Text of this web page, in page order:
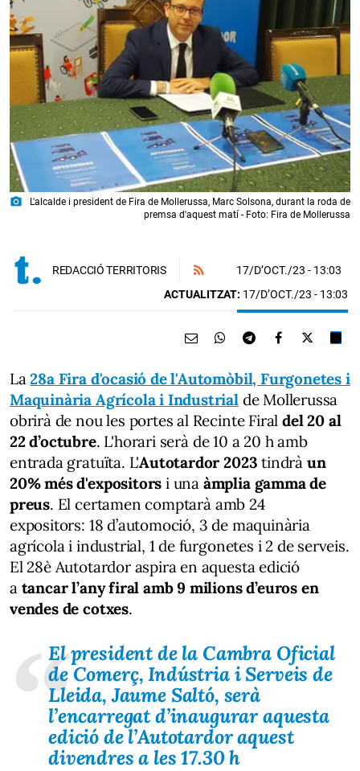
photo_camera
L'alcalde i president de Fira de Mollerussa, Marc Solsona, durant la roda de
premsa d'aquest matí - Foto: Fira de Mollerussa
REDACCIÓ TERRITORIS 17/D’OCT./23 - 13:03
ACTUALITZAT: 17/D’OCT./23 - 13:03
La28a Fira d'ocasió de l'Automòbil, Furgonetes i
Maquinària Agrícola i Industrialde Mollerussa
obrirà de nou les portes al Recinte Firaldel 20 al
22 d’octubre. L'horari serà de 10 a 20 h amb
entrada gratuïta. L'Autotardor 2023 tindrà un
20% més d'expositors i una àmplia gamma de
preus. El certamen comptarà amb 24
expositors: 18 d’automoció, 3 de maquinària
agrícola i industrial, 1 de furgonetes i 2 de serveis.
El 28è Autotardor aspira en aquesta edició
a tancar l’any firal amb 9 milions d’euros en
vendes de cotxes.
El president de la Cambra Oficial
de Comerç, Indústria i Serveis de
Lleida, Jaume Saltó, serà
l’encarregat d’inaugurar aquesta
edició de l’Autotardor aquest
divendres a les 17.30 h